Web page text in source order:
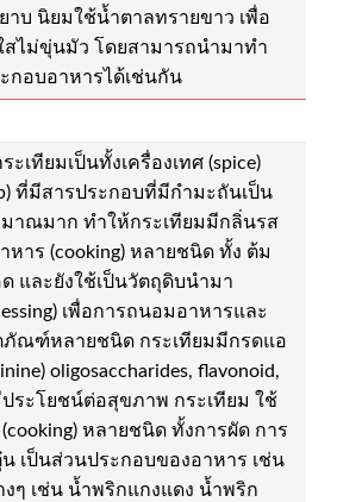
าบ นิยมใช้น้ำตาลทรายขาว เพื่อ
สไม่ขุ่นมัว โดยสามารถนำมาทำ
กอบอาหารได้เช่นกัน
ะเทียมเป็นทั้งเครื่องเทศ (spice)
ที่มีสารประกอบที่มีกำมะถันเป็น
าณมาก ทำให้กระเทียมมีกลิ่นรส
หาร (cooking) หลายชนิด ทั้ง ต้ม
และยังใช้เป็นวัตถุดิบนำมา
เพื่อการถนอมอาหารและ
ภัณฑ์หลายชนิด กระเทียมมีกรดแอ
oligosaccharides, flavonoid,
ประโยชน์ต่อสุขภาพ กระเทียม ใช้
หลายชนิด ทั้งการผัด การ
เป็นส่วนประกอบของอาหาร เช่น
ๆ เช่น น้ำพริกแกงแดง น้ำพริก